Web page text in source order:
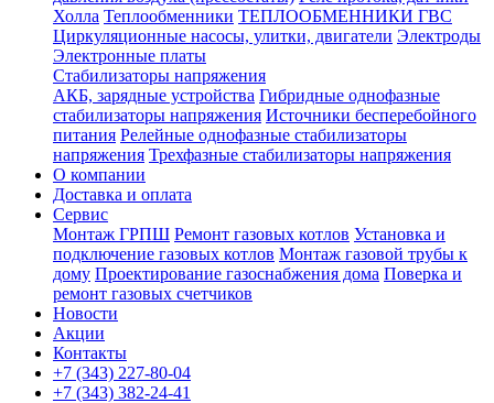
Холла Теплообменники ТЕПЛООБМЕННИКИ ГВС
Циркуляционные насосы, улитки, двигатели Электроды
Электронные платы
Стабилизаторы напряжения
АКБ, зарядные устройства Гибридные однофазные
стабилизаторы напряжения Источники бесперебойного
питания Релейные однофазные стабилизаторы
напряжения Трехфазные стабилизаторы напряжения
О компании
Доставка и оплата
Сервис
Монтаж ГРПШ Ремонт газовых котлов Установка и
подключение газовых котлов Монтаж газовой трубы к
дому Проектирование газоснабжения дома Поверка и
ремонт газовых счетчиков
Новости
Акции
Контакты
+7 (343) 227-80-04
+7 (343) 382-24-41